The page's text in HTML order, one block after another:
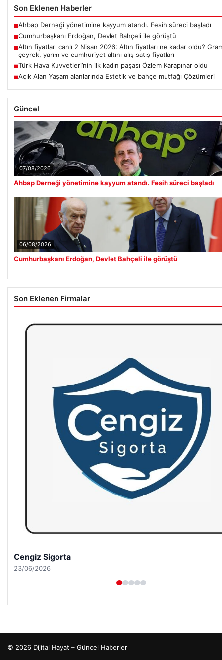
Son Eklenen Haberler
■Ahbap Derneği yönetimine kayyum atandı. Fesih süreci başladı
■Cumhurbaşkanı Erdoğan, Devlet Bahçeli ile görüştü
■Altın fiyatları canlı 2 Nisan 2026: Altın fiyatları ne kadar oldu?
çeyrek, yarım ve cumhuriyet altını alış satış fiyatları
■Türk Hava Kuvvetleri’nin ilk kadın paşası Özlem Karapınar oldu
■Açık Alan Yaşam alanlarında Estetik ve bahçe mutfağı Çözümleri
Güncel
07/08/2026
Ahbap Derneği yönetimine kayyum atandı. Fesih süreci başladı
06/08/2026
Cumhurbaşkanı Erdoğan, Devlet Bahçeli ile görüştü
Son Eklenen Firmalar
Hastaş Beton
26/05/2026
© 2026 Dijital Hayat – Güncel Haberler